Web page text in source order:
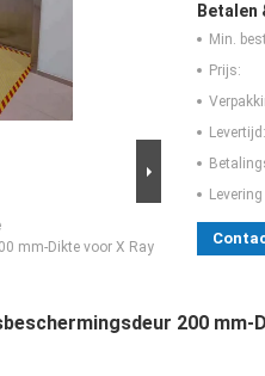
mm-Dikte voor X Ray
Betalen
Min.
Prijs:
Levertijd:
200 mm-